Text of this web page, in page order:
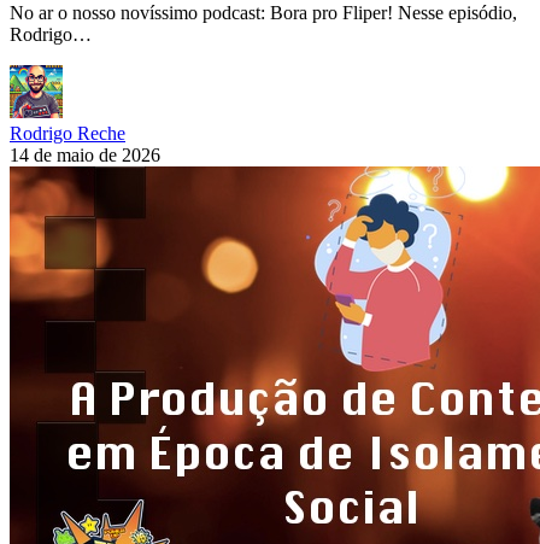
No ar o nosso novíssimo podcast: Bora pro Fliper! Nesse episódio,
Rodrigo…
Rodrigo Reche
14 de maio de 2026